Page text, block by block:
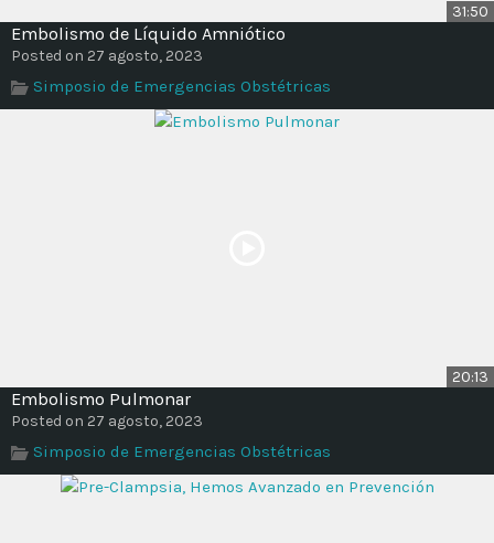
31:50
Embolismo de Líquido Amniótico
Posted on 27 agosto, 2023
Simposio de Emergencias Obstétricas
20:13
Embolismo Pulmonar
Posted on 27 agosto, 2023
Simposio de Emergencias Obstétricas